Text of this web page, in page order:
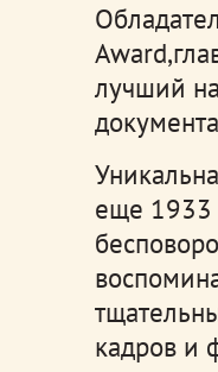
лучший
еще 1933
кадров и